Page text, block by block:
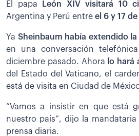
El papa León XIV visitará 10
Argentina y Perú entre el 6 y 17
Ya Sheinbaum había extendido
en una conversación
diciembre pasado. Ahora lo hará
del Estado del Vaticano, el
está de visita en Ciudad de
”Vamos a insistir en que está
nuestro país”, dijo la
prensa diaria.